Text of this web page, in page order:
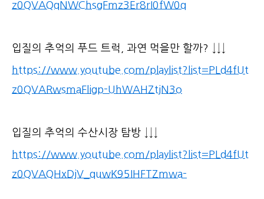
z0QVAQqNWChsgFmz3Er8rI0fW0q
입질의 추억의 푸드 트럭, 과연 먹을만 할까? ↓↓↓
https://www.youtube.com/playlist?list=PLd4fUt
z0QVARwsmaFligp-UhWAHZtjN3o
입질의 추억의 수산시장 탐방 ↓↓↓
https://www.youtube.com/playlist?list=PLd4fUt
z0QVAQHxDjV_quwK95IHFTZmwa-